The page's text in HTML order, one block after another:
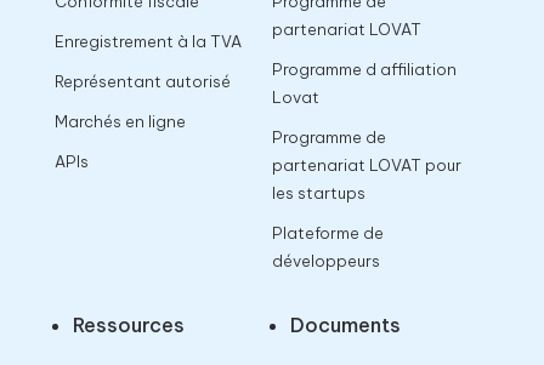
Enregistrement à la TVA
Représentant autorisé
Marchés en ligne
APIs
partenariat LOVAT
Programme d affiliation
Lovat
Programme de
partenariat LOVAT pour
les startups
Plateforme de
développeurs
Ressources Documents